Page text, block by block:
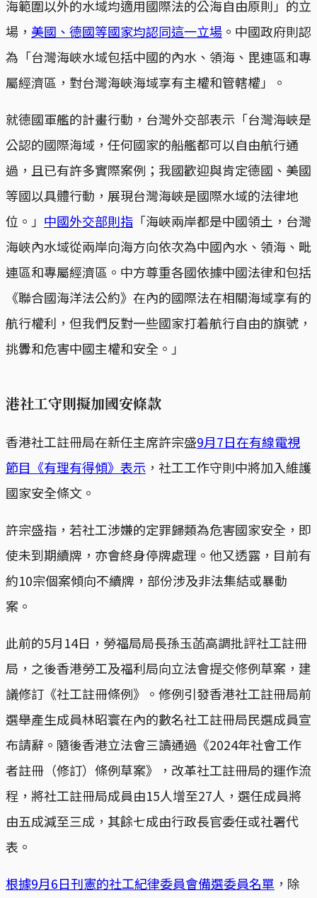
海範圍以外的水域均適用國際法的公海自由原則」的立
場， 美國、德國等國家均認同這一立場 。中國政府則認
為「台灣海峽水域包括中國的內水、領海、毘連區和專
屬經濟區，對台灣海峽海域享有主權和管轄權」。
就德國軍艦的計畫行動，台灣外交部表示「台灣海峽是
公認的國際海域，任何國家的船艦都可以自由航行通
過，且已有許多實際案例；我國歡迎與肯定德國、美國
等國以具體行動，展現台灣海峽是國際水域的法律地
位。」 中國外交部則指 「海峽兩岸都是中國領土，台灣
海峽內水域從兩岸向海方向依次為中國內水、領海、毗
連區和專屬經濟區。中方尊重各國依據中國法律和包括
《聯合國海洋法公約》在內的國際法在相關海域享有的
航行權利，但我們反對一些國家打着航行自由的旗號，
挑釁和危害中國主權和安全。」
港社工守則擬加國安條款
香港社工註冊局在新任主席許宗盛9月7日在有線電視
節目《有理有得傾》表示 ，社工工作守則中將加入維護
國家安全條文。
許宗盛指，若社工涉嫌的定罪歸類為危害國家安全，即
使未到期續牌，亦會終身停牌處理。他又透露，目前有
約10宗個案傾向不續牌，部份涉及非法集結或暴動
案。
此前的5月14日，勞福局局長孫玉菡高調批評社工註冊
局，之後香港勞工及福利局向立法會提交修例草案，建
議修訂《社工註冊條例》。修例引發香港社工註冊局前
選舉產生成員林昭寰在內的數名社工註冊局民選成員宣
布請辭。隨後香港立法會三讀通過《2024年社會工作
者註冊（修訂）條例草案》，改革社工註冊局的運作流
程，將社工註冊局成員由15人增至27人，選任成員將
由五成減至三成，其餘七成由行政長官委任或社署代
表。
根據9月6日刊憲的社工紀律委員會備選委員名單 ，除